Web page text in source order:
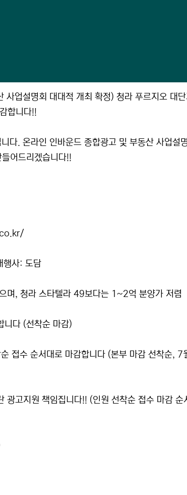
업설명회 대대적 개최 확정) 청라 푸르지오 대
합니다!!
다. 온라인 인바운드 종합광고 및 부동산 사업설
어드리겠습니다!!
행사: 도담
며, 청라 스타텔라 49보다는 1~2억 분양가 저렴
다 (선착순 마감)
접수 순서대로 마감합니다 (본부 마감 선착순, 7
고지원 책임집니다!! (인원 선착순 접수 마감 순